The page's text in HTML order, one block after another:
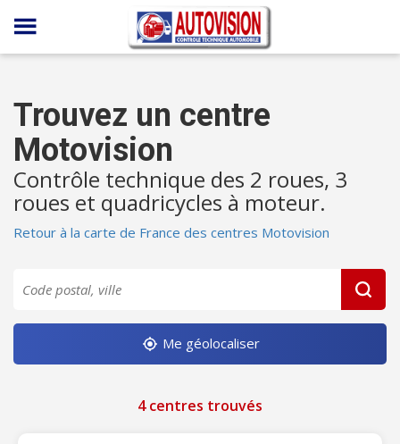
Panneau de gestion des cookies
Trouvez un centre
Motovision
Contrôle technique des 2 roues, 3
roues et quadricycles à moteur.
Retour à la carte de France des centres Motovision
Me géolocaliser
4 centres trouvés